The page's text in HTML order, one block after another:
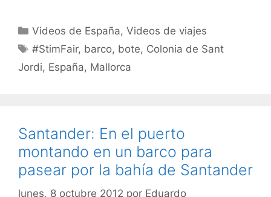
Categorías
Videos de España,Videos de viajes
Etiquetas
#StimFair, barco, bote, Colonia de Sant
Jordi, España, Mallorca
Santander: En el puerto
montando en un barco para
pasear por la bahía de Santander
lunes, 8 octubre 2012 por Eduardo